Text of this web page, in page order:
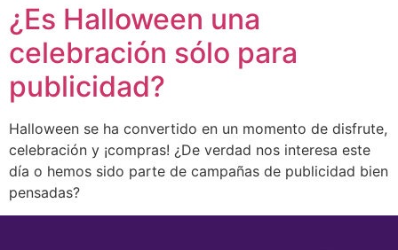
¿Es Halloween una
celebración sólo para
publicidad?
Halloween se ha convertido en un momento de disfrute,
celebración y ¡compras! ¿De verdad nos interesa este
día o hemos sido parte de campañas de publicidad bien
pensadas?